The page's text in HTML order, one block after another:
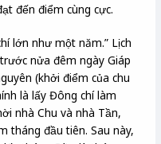
đến điểm cùng cực.
lớn như một năm.” Lịch
nửa đêm ngày Giáp
(khởi điểm của chu
là lấy Đông chí làm
nhà Chu và nhà Tần,
tháng đầu tiên. Sau này,